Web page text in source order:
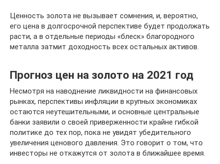
Ценность золота не вызывает сомнения, и, вероятно,
его цена в долгосрочной перспективе будет продолжать
расти, а в отдельные периоды «блеск» благородного
металла затмит доходность всех остальных активов.
Прогноз цен на золото на 2021 год
Несмотря на наводнение ликвидности на финансовых
рынках, перспективы инфляции в крупных экономиках
остаются неутешительными, и основные центральные
банки заявили о своей приверженности крайне гибкой
политике до тех пор, пока не увидят убедительного
увеличения ценового давления. Это говорит о том, что
инвесторы не откажутся от золота в ближайшее время.